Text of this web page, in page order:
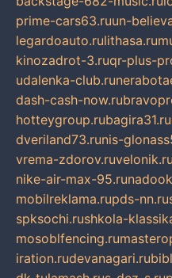
prime-cars63.ruun-
legardoauto.rulithasa.ru
kinozadrot-3.ruqr-plus-
udalenka-club.ru
dash-cash-now.ru
hotteygroup.rubagira31.ru
dveriland73.runis-
vrema-zdorov.ruvelonik.ru
nike-air-max-95.ru
mobilreklama.rupds-nn.ru
spksochi.rushkola-
mosoblfencing.ru
iration.rudevanagari.ru